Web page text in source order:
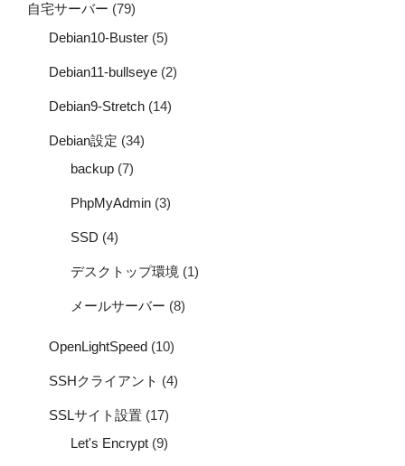
自宅サーバー (79)
Debian10-Buster (5)
Debian11-bullseye (2)
Debian9-Stretch (14)
Debian設定 (34)
backup (7)
PhpMyAdmin (3)
SSD (4)
デスクトップ環境 (1)
メールサーバー (8)
OpenLightSpeed (10)
SSHクライアント (4)
SSLサイト設置 (17)
Let's Encrypt (9)